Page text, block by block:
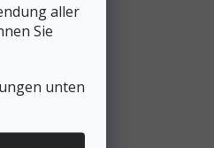
aller
Sie
unten